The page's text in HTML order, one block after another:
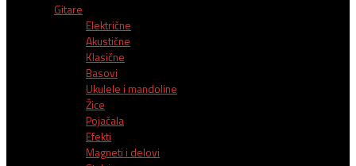
Gitare
Električne
Akustične
Klasične
Basovi
Ukulele i mandoline
Žice
Pojačala
Efekti
Magneti i delovi